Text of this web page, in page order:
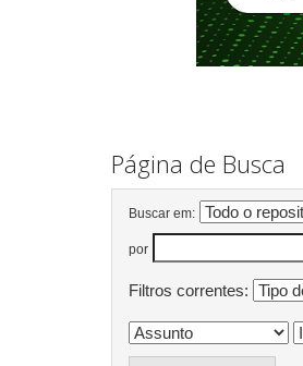
Página de Busca
Buscar em:
por
Filtros correntes: